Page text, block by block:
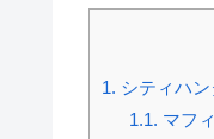
1. シティハ
1.1. マフ